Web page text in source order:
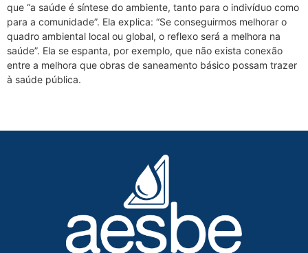
que “a saúde é síntese do ambiente, tanto para o indivíduo como
para a comunidade”. Ela explica: “Se conseguirmos melhorar o
quadro ambiental local ou global, o reflexo será a melhora na
saúde”. Ela se espanta, por exemplo, que não exista conexão
entre a melhora que obras de saneamento básico possam trazer
à saúde pública.